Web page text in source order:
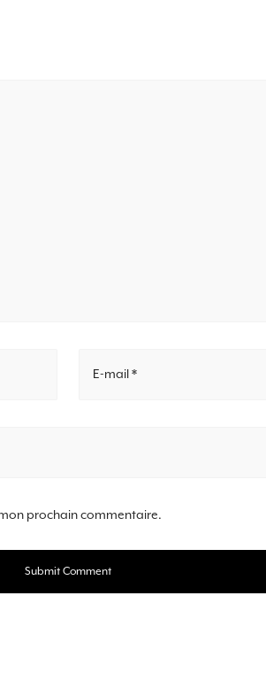
E-mail *
prochain commentaire.